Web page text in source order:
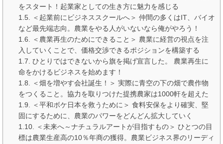
をスタート！起業家としての生き方に魅力を感じる
＜起業前にビジネススクールへ＞ 仲間の多くはIT、バイオ
など最先端志向。農業をやる人がいないなら俺がやろう！
＜農業再生のためにできること＞ 農業に経営の視点を注
入していくことで、価格交渉できるポジションを構築する
ひとりではできないから旗を掲げ宣言した。 農業再生に
命をかけるビジネスを始めます！
＜畑を増やす会社誕生！＞ 実際に青空の下の畑で農作物
をつくること。協力を取りつけた提携農家は1000軒を超えた
＜平和ボケ日本を救うために＞ 食料安保をより確実、堅
固にするために、農業のパワーをどんどん拡大していく
＜未来へ～ナチュラルアートが目指すもの＞ ひとつの目
標は農業生産高の10％年商の獲得。農業ビジネス界のリーディ